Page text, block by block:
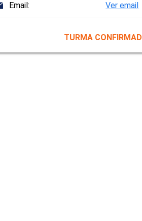
Email: Ver email
TURMA